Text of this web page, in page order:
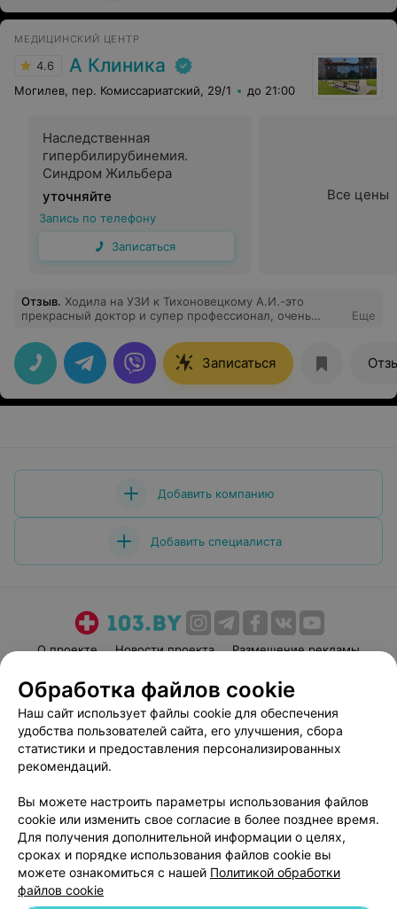
МЕДИЦИНСКИЙ ЦЕНТР
4.6 А Клиника
Могилев, пер. Комиссариатский, 29/1 до 21:00
Наследственная
гипербилирубинемия.
Синдром Жильбера
уточняйте
Запись по телефону
Записаться
Все цены
Отзыв. Ходила на УЗИ к Тихоновецкому А.И.-это
прекрасный доктор и супер профессионал, очень
проблеме и даже посоветовал к какому доктору еще
обратиться. Спасибо огромное.
Еще
Записаться
Добавить компанию
Добавить специалиста
О проекте Новости проекта
Размещение рекламы
Пользовательское соглашение
Способы оплаты
Вакансии
Партнеры
Написать руководителю 103.by
Персональные настройки cookie
Обработка персональных данных
Обработка файлов cookie
Наш сайт использует файлы cookie для обеспечения
удобства пользователей сайта, его улучшения, сбора
статистики и предоставления персонализированных
рекомендаций.
Вы можете настроить параметры использования файлов
cookie или изменить свое согласие в более позднее время.
Для получения дополнительной информации о целях,
сроках и порядке использования файлов cookie вы
можете ознакомиться с нашей Политикой обработки
файлов cookie